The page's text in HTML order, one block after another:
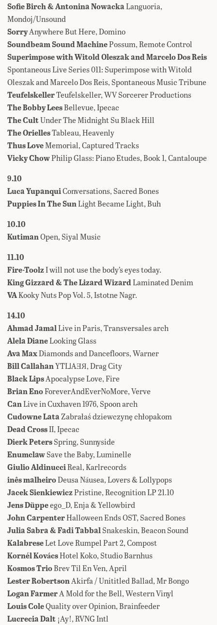
Sofie Birch & Antonina NowackaLanguoria,
Mondoj/Unsound
SorryAnywhere But Here, Domino
Soundbeam Sound MachinePossum, Remote Control
Superimpose with Witold Oleszak and Marcelo Dos Reis
Spontaneous Live Series 011: Superimpose with Witold
Oleszak and Marcelo Dos Reis, Spontaneous Music Tribune
TeufelskellerTeufelskeller, WV Sorcerer Productions
The Bobby LeesBellevue, Ipecac
The CultUnder The Midnight Su Black Hill
The OriellesTableau, Heavenly
Thus LoveMemorial, Captured Tracks
Vicky ChowPhilip Glass: Piano Etudes, Book 1, Cantaloupe
9.10
Luca YupanquiConversations, Sacred Bones
Puppies In The SunLight Became Light, Buh
10.10
KutimanOpen, Siyal Music
11.10
Fire-ToolzI will not use the body’s eyes today.
King Gizzard & The Lizard WizardLaminated Denim
VAKooky Nuts Pop Vol​.​ 5, Istotne Nagr.
14.10
Ahmad JamalLive in Paris, Transversales arch
Alela DianeLooking Glass
Ava MaxDiamonds and Dancefloors, Warner
Bill CallahanYTI⅃AƎЯ, Drag City
Black LipsApocalypse Love, Fire
Brian EnoForeverAndEverNoMore, Verve
CanLive in Cuxhaven 1976, Spoon arch
Cudowne LataZabrałaś dziewczynę chłopakom
Dead CrossII, Ipecac
Dierk PetersSpring, Sunnyside
EnumclawSave the Baby, Luminelle
Giulio AldinucciReal, Karlrecords
inês malheiroDeusa N​á​usea, Lovers & Lollypops
Jacek SienkiewiczPristine, Recognition LP 21.10
Jens Düppeego_D, Enja & Yellowbird
John CarpenterHalloween Ends OST, Sacred Bones
Julia Sabra & Fadi TabbalSnakeskin, Beacon Sound
KalabreseLet Love Rumpel Part 2, Compost
Kornél KovácsHotel Koko, Studio Barnhus
Kosmos TrioBrev Til En Ven, April
Lester RobertsonAkirfa / Unititled Ballad, Mr Bongo
Logan FarmerA Mold for the Bell, Western Vinyl
Louis ColeQuality over Opinion, Brainfeeder
Lucrecia Dalt ¡Ay!, RVNG Intl